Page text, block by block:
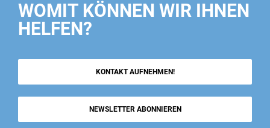
WOMIT KÖNNEN WIR IHNEN
HELFEN?
KONTAKT AUFNEHMEN!
NEWSLETTER ABONNIEREN